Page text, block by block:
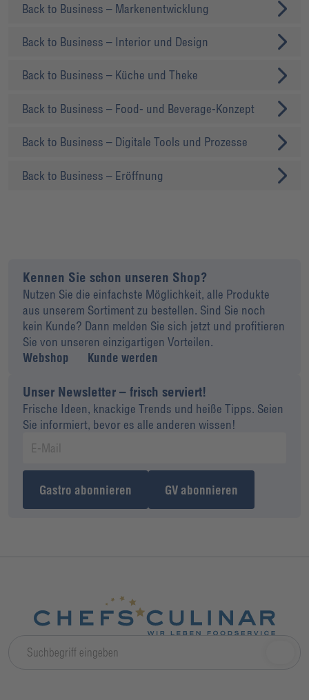
Back to Business – Markenentwicklung
Back to Business – Interior und Design
Back to Business – Küche und Theke
Back to Business – Food- und Beverage-Konzept
Back to Business – Digitale Tools und Prozesse
Back to Business – Eröffnung
Kennen Sie schon unseren Shop?
Nutzen Sie die einfachste Möglichkeit, alle Produkte
aus unserem Sortiment zu bestellen. Sind Sie noch
kein Kunde? Dann melden Sie sich jetzt und profitieren
Sie von unseren einzigartigen Vorteilen.
Webshop
Kunde werden
Unser Newsletter – frisch serviert!
Frische Ideen, knackige Trends und heiße Tipps. Seien
Sie informiert, bevor es alle anderen wissen!
Gastro abonnieren GV abonnieren